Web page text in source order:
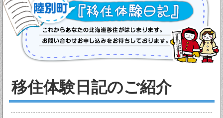
移住体験日記のご紹介